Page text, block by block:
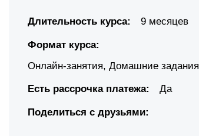
Длительность курса: 9 месяцев
Формат курса:
Онлайн-занятия, Домашние задания
Есть рассрочка платежа: Да
Поделиться с друзьями: